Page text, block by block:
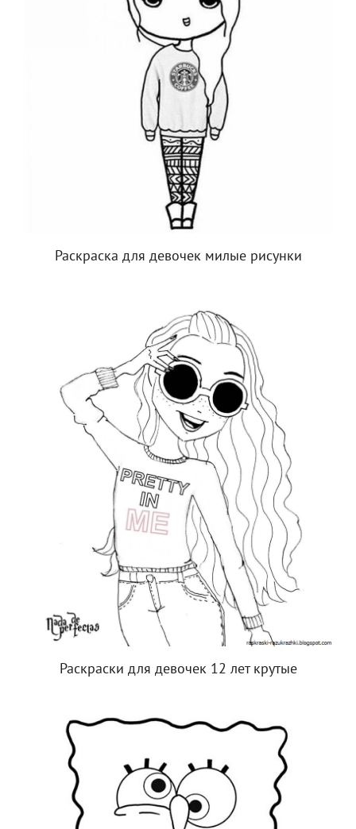
Раскраска для девочек милые рисунки
Раскраски для девочек 12 лет крутые